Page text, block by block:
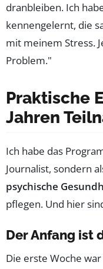
dranbleiben. Ich
kennengelernt, die
mit meinem Stress.
Problem."
Praktische
Jahren
Ich habe das
Journalist, sondern
psychische
pflegen. Und hier
Der Anfang ist
Die erste Woche